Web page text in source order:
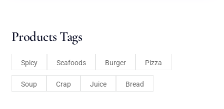
Products Tags
Spicy Seafoods Burger Pizza
Soup Crap Juice Bread